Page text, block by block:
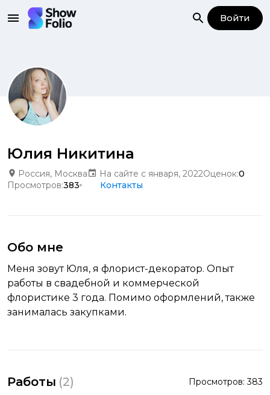
Войти
Юлия Никитина
Россия, Москва На сайте с января, 2022Оценок:0
Просмотров:383 Контакты
Обо мне
Меня зовут Юля, я флорист-декоратор. Опыт
работы в свадебной и коммерческой
флористике 3 года. Помимо оформлений, также
занималась закупками.
Работы (2) Просмотров: 383